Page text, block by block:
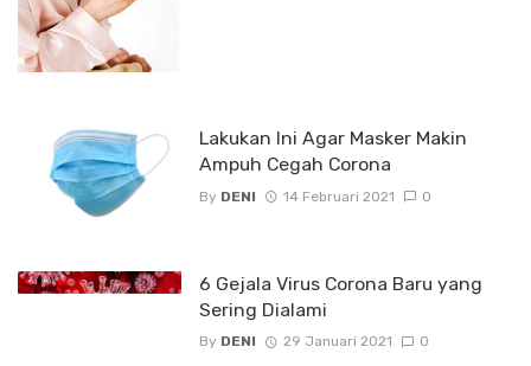
Lakukan Ini Agar Masker Makin
Ampuh Cegah Corona
By DENI 14 Februari 2021 0
6 Gejala Virus Corona Baru yang
Sering Dialami
By DENI 29 Januari 2021 0